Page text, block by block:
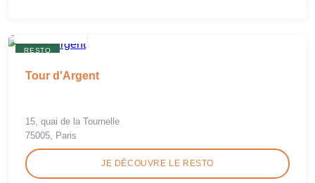
RESTO
Tour d'Argent
15, quai de la Tournelle
75005, Paris
JE DÉCOUVRE LE RESTO